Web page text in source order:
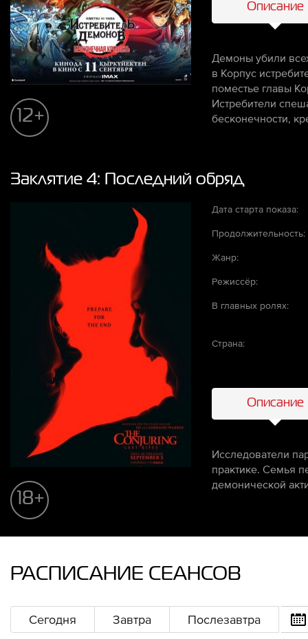
12+
Описание
Демоны убили
в Корпус
поместье главы
Истребители
бесконечности,
Заклятие 4: Последний обряд
18+
Дата старта показа:
Продолжительность:
Жанр:
Режиссёр:
В главных ролях:
Страна:
Описание
Исследователи
практике. Семья
демонической
РАСПИСАНИЕ СЕАНСОВ
Сегодня Завтра Послезавтра